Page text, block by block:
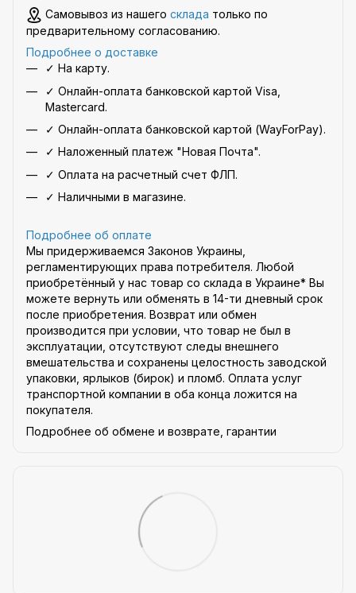
Самовывоз из нашего склада только по
предварительному согласованию.
Подробнее о доставке
✓ На карту.
✓ Онлайн-оплата банковской картой Visa,
Mastercard.
✓ Онлайн-оплата банковской картой (WayForPay).
✓ Наложенный платеж "Новая Почта".
✓ Оплата на расчетный счет ФЛП.
✓ Наличными в магазине.
Подробнее об оплате
Мы придерживаемся Законов Украины,
регламентирующих права потребителя. Любой
приобретённый у нас товар со склада в Украине* Вы
можете вернуть или обменять в 14-ти дневный срок
после приобретения. Возврат или обмен
производится при условии, что товар не был в
эксплуатации, отсутствуют следы внешнего
вмешательства и сохранены целостность заводской
упаковки, ярлыков (бирок) и пломб. Оплата услуг
транспортной компании в оба конца ложится на
покупателя.
Подробнее об обмене и возврате, гарантии